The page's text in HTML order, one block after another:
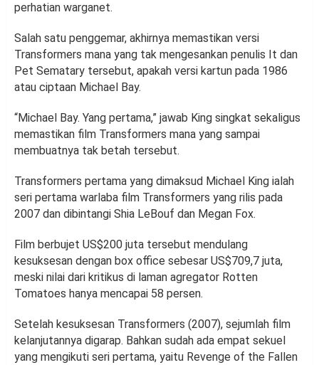
perhatian warganet.
Salah satu penggemar, akhirnya memastikan versi
Transformers mana yang tak mengesankan penulis It dan
Pet Sematary tersebut, apakah versi kartun pada 1986
atau ciptaan Michael Bay.
“Michael Bay. Yang pertama,” jawab King singkat sekaligus
memastikan film Transformers mana yang sampai
membuatnya tak betah tersebut.
Transformers pertama yang dimaksud Michael King ialah
seri pertama warlaba film Transformers yang rilis pada
2007 dan dibintangi Shia LeBouf dan Megan Fox.
Film berbujet US$200 juta tersebut mendulang
kesuksesan dengan box office sebesar US$709,7 juta,
meski nilai dari kritikus di laman agregator Rotten
Tomatoes hanya mencapai 58 persen.
Setelah kesuksesan Transformers (2007), sejumlah film
kelanjutannya digarap. Bahkan sudah ada empat sekuel
yang mengikuti seri pertama, yaitu Revenge of the Fallen